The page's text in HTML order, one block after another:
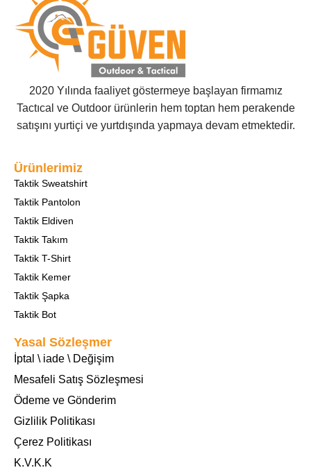
2020 Yılında faaliyet göstermeye başlayan firmamız
Tactıcal ve Outdoor ürünlerin hem toptan hem perakende
satışını yurtiçi ve yurtdışında yapmaya devam etmektedir.
Ürünlerimiz
Taktik Sweatshirt
Taktik Pantolon
Taktik Eldiven
Taktik Takım
Taktik T-Shirt
Taktik Kemer
Taktik Şapka
Taktik Bot
Yasal Sözleşmer
İptal \ iade \ Değişim
Mesafeli Satış Sözleşmesi
Ödeme ve Gönderim
Gizlilik Politikası
Çerez Politikası
K.V.K.K